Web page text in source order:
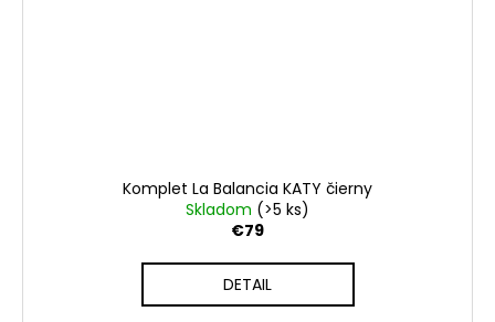
Komplet La Balancia KATY čierny
Skladom (>5 ks)
€79
DETAIL